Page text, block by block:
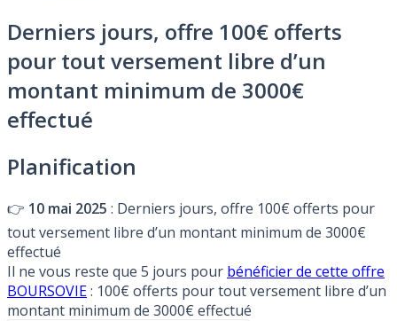
Derniers jours, offre 100€ offerts
pour tout versement libre d’un
montant minimum de 3000€
effectué
Planification
👉 10 mai 2025 : Derniers jours, offre 100€ offerts pour
tout versement libre d’un montant minimum de 3000€
effectué
Il ne vous reste que 5 jours pour bénéficier de cette offre
BOURSOVIE: 100€ offerts pour tout versement libre d’un
montant minimum de 3000€ effectué